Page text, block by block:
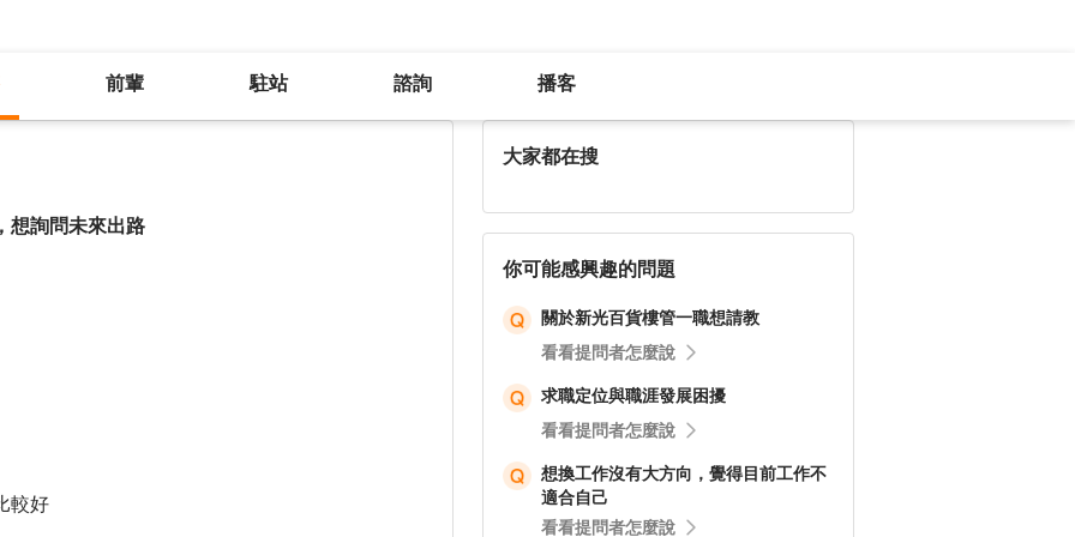
前輩 駐站 諮詢 播客
想詢問未來出路
較好
大家都在搜
你可能感興趣的問題
關於新光百貨樓管一職想請教
看看提問者怎麼說
求職定位與職涯發展困擾
看看提問者怎麼說
想換工作沒有大方向，覺得目前工作不
適合自己
看看提問者怎麼說